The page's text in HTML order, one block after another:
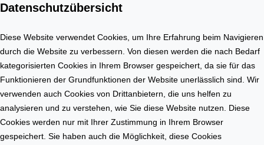
m
a
r
k
t
r
t
e
l
l
e
n
Datenschutzübersicht
Diese Website verwendet Cookies, um Ihre Erfahrung beim Navigieren
durch die Website zu verbessern. Von diesen werden die nach Bedarf
kategorisierten Cookies in Ihrem Browser gespeichert, da sie für das
Funktionieren der Grundfunktionen der Website unerlässlich sind. Wir
verwenden auch Cookies von Drittanbietern, die uns helfen zu
analysieren und zu verstehen, wie Sie diese Website nutzen. Diese
Cookies werden nur mit Ihrer Zustimmung in Ihrem Browser
gespeichert. Sie haben auch die Möglichkeit, diese Cookies